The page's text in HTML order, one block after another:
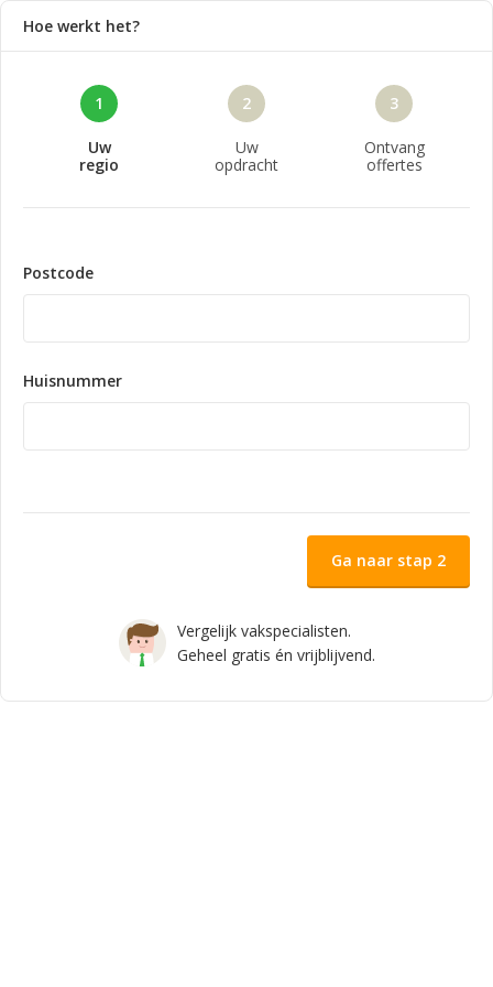
Hoe werkt het?
1
Uw
regio
2
Uw
opdracht
3
Ontvang
offertes
Postcode
Huisnummer
Vergelijk vakspecialisten.
Geheel gratis én vrijblijvend.
Ga naar stap 2